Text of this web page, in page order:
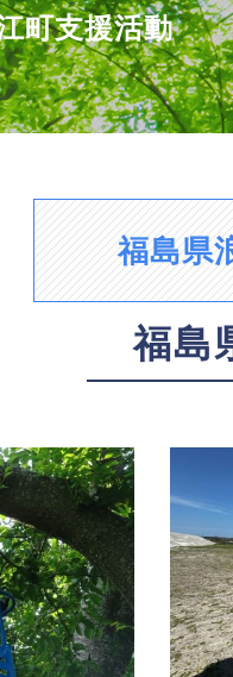
町支援活動
福島県
福島